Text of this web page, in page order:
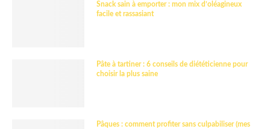
Snack sain à emporter : mon mix d’oléagineux
facile et rassasiant
Pâte à tartiner : 6 conseils de diététicienne pour
choisir la plus saine
Pâques : comment profiter sans culpabiliser (mes